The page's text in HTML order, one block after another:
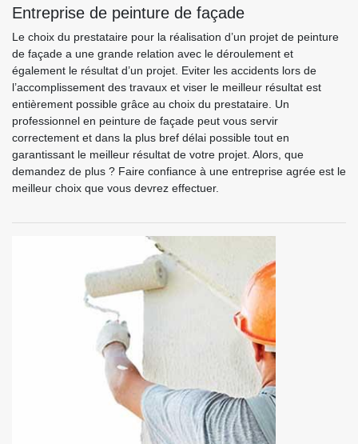
Entreprise de peinture de façade
Le choix du prestataire pour la réalisation d’un projet de peinture
de façade a une grande relation avec le déroulement et
également le résultat d’un projet. Eviter les accidents lors de
l’accomplissement des travaux et viser le meilleur résultat est
entièrement possible grâce au choix du prestataire. Un
professionnel en peinture de façade peut vous servir
correctement et dans la plus bref délai possible tout en
garantissant le meilleur résultat de votre projet. Alors, que
demandez de plus ? Faire confiance à une entreprise agrée est le
meilleur choix que vous devrez effectuer.